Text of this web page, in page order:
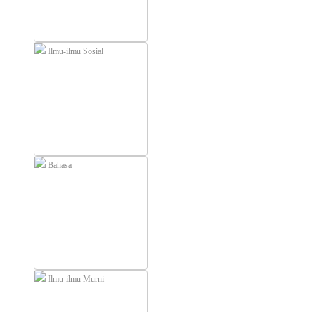
Ilmu-ilmu Sosial
Bahasa
Ilmu-ilmu Murni